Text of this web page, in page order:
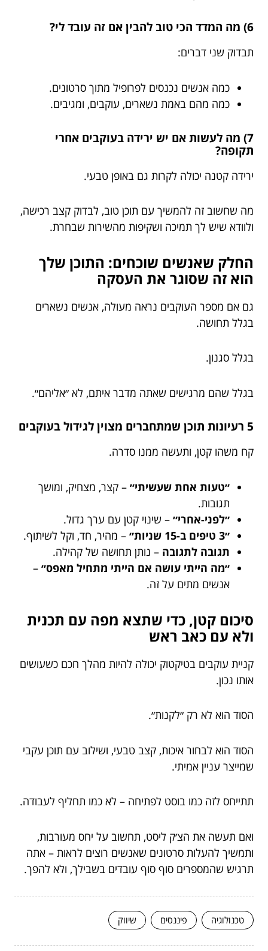
6) מה המדד הכי טוב להבין אם זה עובד לי?
תבדוק שני דברים:
כמה אנשים נכנסים לפרופיל מתוך סרטונים.
כמה מהם באמת נשארים, עוקבים, ומגיבים.
7) מה לעשות אם יש ירידה בעוקבים אחרי
תקופה?
ירידה קטנה יכולה לקרות גם באופן טבעי.
מה שחשוב זה להמשיך עם תוכן טוב, לבדוק קצב רכישה,
ולוודא שיש לך תמיכה ושקיפות מהשירות שבחרת.
החלק שאנשים שוכחים: התוכן שלך
הוא זה שסוגר את העסקה
גם אם מספר העוקבים נראה מעולה, אנשים נשארים
בגלל תחושה.
בגלל סגנון.
בגלל שהם מרגישים שאתה מדבר איתם, לא ״אליהם״.
5 רעיונות תוכן שמתחברים מצוין לגידול בעוקבים
קח משהו קטן, ותעשה ממנו סדרה.
״טעות אחת שעשיתי״ – קצר, מצחיק, ומושך
תגובות.
״לפני-אחרי״ – שינוי קטן עם ערך גדול.
״3 טיפים ב-15 שניות״
– מהיר, חד, וקל לשיתוף.
תגובה לתגובה – נותן תחושה של קהילה.
״מה הייתי עושה אם הייתי מתחיל מאפס״ –
אנשים מתים על זה.
סיכום קטן, כדי שתצא מפה עם תכנית
ולא עם כאב ראש
קניית עוקבים בטיקטוק יכולה להיות מהלך חכם כשעושים
אותו נכון.
הסוד הוא לא רק ״לקנות״.
הסוד הוא לבחור איכות, קצב טבעי, ושילוב עם תוכן עקבי
שמייצר עניין אמיתי.
תתייחס לזה כמו בוסט לפתיחה – לא כמו תחליף לעבודה.
ואם תעשה את הצ׳ק ליסט, תחשוב על יחס מעורבות,
ותמשיך להעלות סרטונים שאנשים רוצים לראות – אתה
תרגיש שהמספרים סוף סוף עובדים בשבילך, ולא להפך.
טכנולוגיה פיננסים שיווק